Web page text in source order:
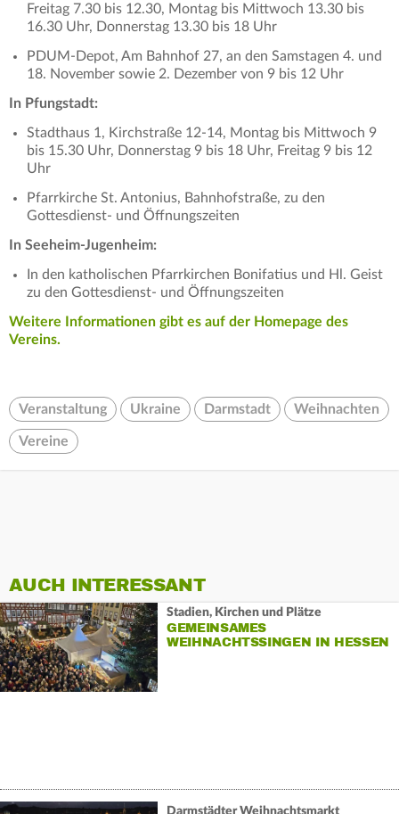
Freitag 7.30 bis 12.30, Montag bis Mittwoch 13.30 bis
16.30 Uhr, Donnerstag 13.30 bis 18 Uhr
PDUM-Depot, Am Bahnhof 27, an den Samstagen 4. und
18. November sowie 2. Dezember von 9 bis 12 Uhr
In Pfungstadt:
Stadthaus 1, Kirchstraße 12-14, Montag bis Mittwoch 9
bis 15.30 Uhr, Donnerstag 9 bis 18 Uhr, Freitag 9 bis 12
Uhr
Pfarrkirche St. Antonius, Bahnhofstraße, zu den
Gottesdienst- und Öffnungszeiten
In Seeheim-Jugenheim:
In den katholischen Pfarrkirchen Bonifatius und Hl. Geist
zu den Gottesdienst- und Öffnungszeiten
Weitere Informationen gibt es auf der Homepage des
Vereins.
Veranstaltung Ukraine Darmstadt Weihnachten
Vereine
AUCH INTERESSANT
Stadien, Kirchen und Plätze
GEMEINSAMES
WEIHNACHTSSINGEN IN HESSEN
Darmstädter Weihnachtsmarkt